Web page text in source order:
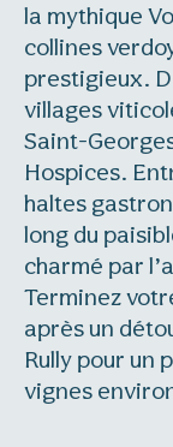
la mythique
collines
prestigieux.
villages
Saint-
Hospices.
haltes
long du
charmé par
Terminez
après un
Rully pour un
vignes